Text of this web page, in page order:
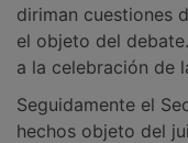
diriman cuestiones
el objeto del
a la celebración de
Seguidamente el
hechos objeto del